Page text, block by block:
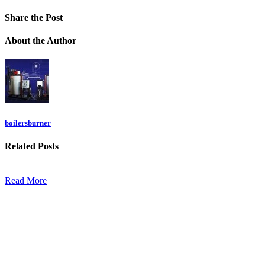
Share the Post
About the Author
boilersburner
Related Posts
Read More